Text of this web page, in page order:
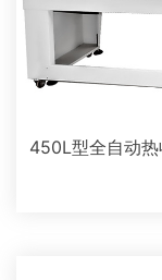
450L型全自动